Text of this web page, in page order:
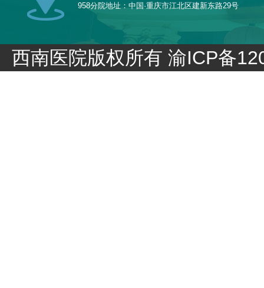
958分院地址：中国·重庆市江北区建新东路29号
西南医院版权所有渝ICP备